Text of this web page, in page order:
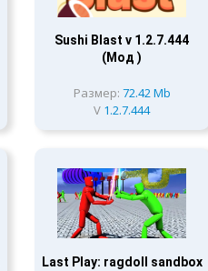
Sushi Blast v 1.2.7.444
(Мод )
Размер: 72.42 Mb
V 1.2.7.444
Last Play: ragdoll sandbox